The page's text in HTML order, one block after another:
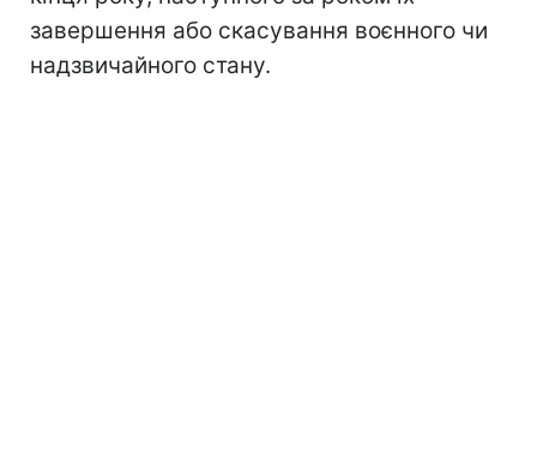
завершення або скасування воєнного чи
надзвичайного стану.